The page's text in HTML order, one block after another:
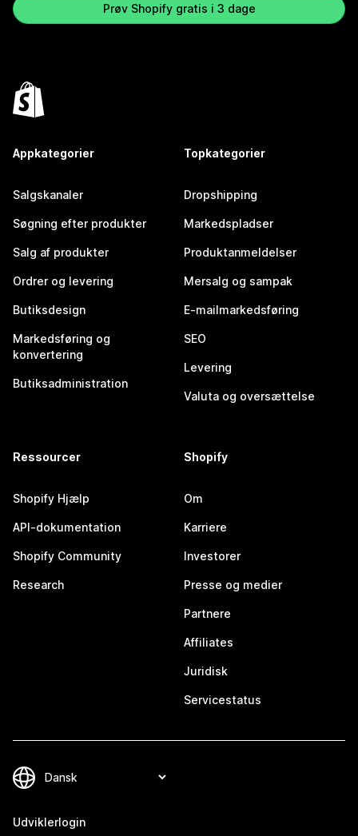
Prøv Shopify gratis i 3 dage
Appkategorier
Salgskanaler
Søgning efter produkter
Salg af produkter
Ordrer og levering
Butiksdesign
Markedsføring og
konvertering
Butiksadministration
Topkategorier
Dropshipping
Markedspladser
Produktanmeldelser
Mersalg og sampak
E-mailmarkedsføring
SEO
Levering
Valuta og oversættelse
Ressourcer
Shopify Hjælp
API-dokumentation
Shopify Community
Research
Shopify
Om
Karriere
Investorer
Presse og medier
Partnere
Affiliates
Juridisk
Servicestatus
Udviklerlogin